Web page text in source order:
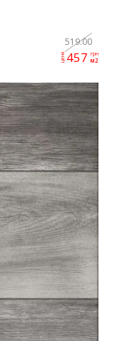
519.00
цена457 грн
м2